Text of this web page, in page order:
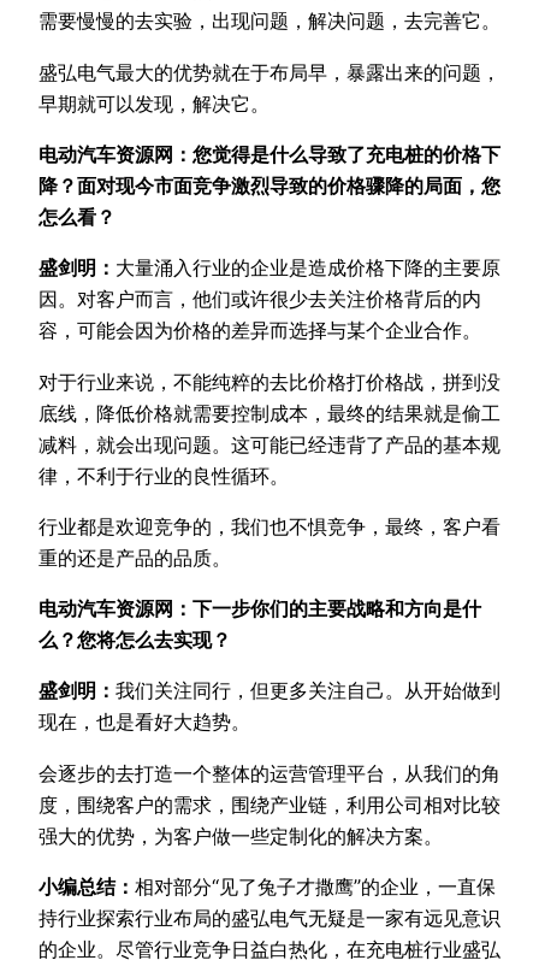
需要慢慢的去实验，出现问题，解决问题，去完善它。
盛弘电气最大的优势就在于布局早，暴露出来的问题，
早期就可以发现，解决它。
电动汽车资源网：您觉得是什么导致了充电桩的价格下
降？面对现今市面竞争激烈导致的价格骤降的局面，您
怎么看？
盛剑明： 大量涌入行业的企业是造成价格下降的主要原
因。对客户而言，他们或许很少去关注价格背后的内
容，可能会因为价格的差异而选择与某个企业合作。
对于行业来说，不能纯粹的去比价格打价格战，拼到没
底线，降低价格就需要控制成本，最终的结果就是偷工
减料，就会出现问题。这可能已经违背了产品的基本规
律，不利于行业的良性循环。
行业都是欢迎竞争的，我们也不惧竞争，最终，客户看
重的还是产品的品质。
电动汽车资源网：下一步你们的主要战略和方向是什
么？您将怎么去实现？
盛剑明： 我们关注同行，但更多关注自己。从开始做到
现在，也是看好大趋势。
会逐步的去打造一个整体的运营管理平台，从我们的角
度，围绕客户的需求，围绕产业链，利用公司相对比较
强大的优势，为客户做一些定制化的解决方案。
小编总结： 相对部分“见了兔子才撒鹰”的企业，一直保
持行业探索行业布局的盛弘电气无疑是一家有远见意识
的企业。尽管行业竞争日益白热化，在充电桩行业盛弘